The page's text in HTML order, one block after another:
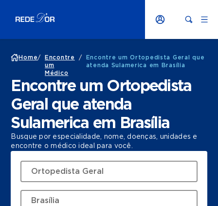
Home/
Encontre
um
Médico
/
Encontre um Ortopedista Geral que
atenda Sulamerica em Brasília
Encontre um Ortopedista
Geral que atenda
Sulamerica em Brasília
Busque por especialidade, nome, doenças, unidades e
encontre o médico ideal para você.